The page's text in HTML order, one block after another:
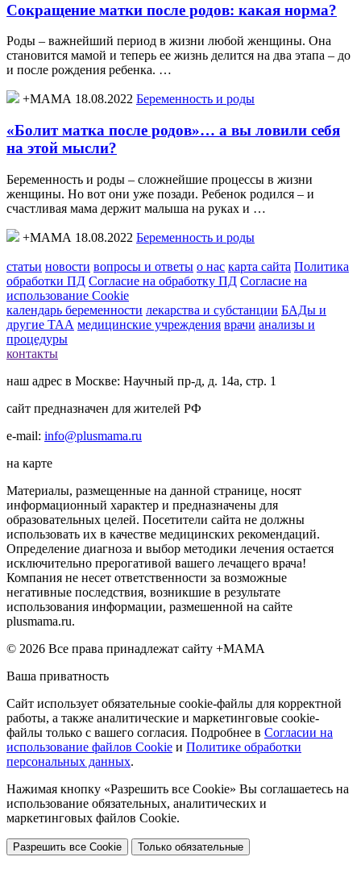
Сокращение матки после родов: какая норма?
Роды – важнейший период в жизни любой женщины. Она
становится мамой и теперь ее жизнь делится на два этапа – до
и после рождения ребенка. …
+МАМА 18.08.2022 Беременность и роды
«Болит матка после родов»… а вы ловили себя
на этой мысли?
Беременность и роды – сложнейшие процессы в жизни
женщины. Но вот они уже позади. Ребенок родился – и
счастливая мама держит малыша на руках и …
+МАМА 18.08.2022 Беременность и роды
статьи новости вопросы и ответы о нас карта сайта Политика
обработки ПД Согласие на обработку ПД Согласие на
использование Cookie
календарь беременности лекарства и субстанции БАДы и
другие ТАА медицинские учреждения врачи анализы и
процедуры
контакты
наш адрес в Москве: Научный пр-д, д. 14а, стр. 1
сайт предназначен для жителей РФ
e-mail: info@plusmama.ru
на карте
Материалы, размещенные на данной странице, носят
информационный характер и предназначены для
образовательных целей. Посетители сайта не должны
использовать их в качестве медицинских рекомендаций.
Определение диагноза и выбор методики лечения остается
исключительно прерогативой вашего лечащего врача!
Компания не несет ответственности за возможные
негативные последствия, возникшие в результате
использования информации, размешенной на сайте
plusmama.ru.
© 2026 Все права принадлежат сайту +МАМА
Ваша приватность
Сайт использует обязательные cookie-файлы для корректной
работы, а также аналитические и маркетинговые cookie-
файлы только с вашего согласия. Подробнее в Согласии на
использование файлов Cookie и Политике обработки
персональных данных.
Нажимая кнопку «Разрешить все Cookie» Вы соглашаетесь на
использование обязательных, аналитических и
маркетинговых файлов Cookie.
Разрешить все Cookie Только обязательные